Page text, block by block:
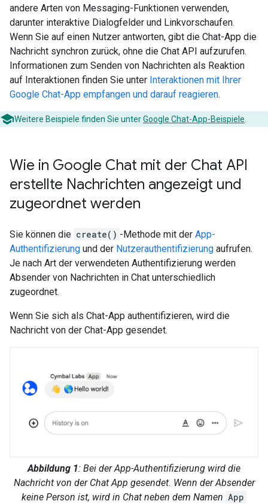
andere Arten von Messaging-Funktionen verwenden,
darunter interaktive Dialogfelder und Linkvorschaufen.
Wenn Sie auf einen Nutzer antworten, gibt die Chat-App die
Nachricht synchron zurück, ohne die Chat API aufzurufen.
Informationen zum Senden von Nachrichten als Reaktion
auf Interaktionen finden Sie unter Interaktionen mit Ihrer
Google Chat-App empfangen und darauf reagieren.
Weitere Beispiele finden Sie unterGoogle Chat-App-Beispiele
Wie in Google Chat mit der Chat API
erstellte Nachrichten angezeigt und
zugeordnet werden
Sie können die create() -Methode mit der App-
Authentifizierung und der Nutzerauthentifizierung aufrufen.
Je nach Art der verwendeten Authentifizierung werden
Absender von Nachrichten in Chat unterschiedlich
zugeordnet.
Wenn Sie sich als Chat-App authentifizieren, wird die
Nachricht von der Chat-App gesendet.
Abbildung 1: Bei der App-Authentifizierung wird die
Nachricht von der Chat App gesendet. Wenn der Absender
keine Person ist, wird in Chat neben dem Namen App